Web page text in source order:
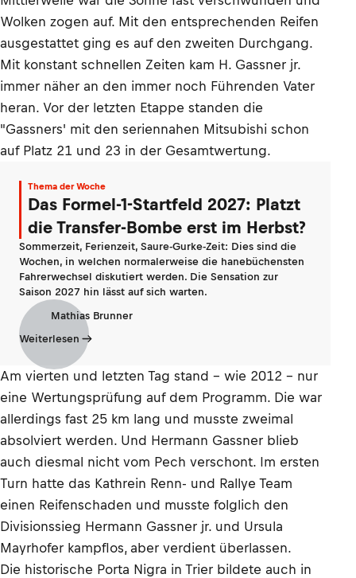
Wolken zogen auf. Mit den entsprechenden Reifen
ausgestattet ging es auf den zweiten Durchgang.
Mit konstant schnellen Zeiten kam H. Gassner jr.
immer näher an den immer noch Führenden Vater
heran. Vor der letzten Etappe standen die
"Gassners' mit den seriennahen Mitsubishi schon
auf Platz 21 und 23 in der Gesamtwertung.
Thema der Woche
Das Formel-1-Startfeld 2027: Platzt
die Transfer-Bombe erst im Herbst?
Sommerzeit, Ferienzeit, Saure-Gurke-Zeit: Dies sind die
Wochen, in welchen normalerweise die hanebüchensten
Fahrerwechsel diskutiert werden. Die Sensation zur
Saison 2027 hin lässt auf sich warten.
Mathias Brunner
Weiterlesen
Am vierten und letzten Tag stand – wie 2012 - nur
eine Wertungsprüfung auf dem Programm. Die war
allerdings fast 25 km lang und musste zweimal
absolviert werden. Und Hermann Gassner blieb
auch diesmal nicht vom Pech verschont. Im ersten
Turn hatte das Kathrein Renn- und Rallye Team
einen Reifenschaden und musste folglich den
Divisionssieg Hermann Gassner jr. und Ursula
Mayrhofer kampflos, aber verdient überlassen.
Die historische Porta Nigra in Trier bildete auch in